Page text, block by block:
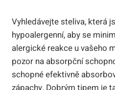
Vyhledávejte steliva, která
hypoalergenní, aby se
alergické reakce u vašeho
pozor na absorpční
schopné efektivně